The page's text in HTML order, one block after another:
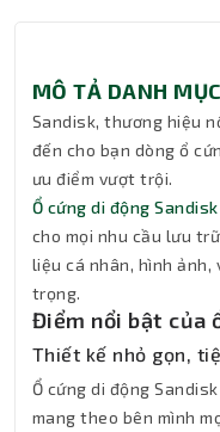
MÔ TẢ DANH
Sandisk, thương hiệu
đến cho bạn dòng ổ
ưu điểm vượt trội.
Ổ cứng di động Sandisk
cho mọi nhu cầu lưu
liệu cá nhân, hình ảnh,
trọng.
Điểm nổi bật của
Thiết kế nhỏ gọn,
Ổ cứng di động
mang theo bên mình